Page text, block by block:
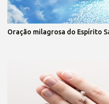
Oração milagrosa do Espírito